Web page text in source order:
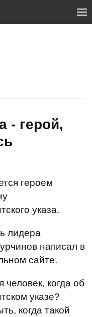
- герой,
героем
указа.
лидера
написал в
сайте.
когда об
указе?
когда такой